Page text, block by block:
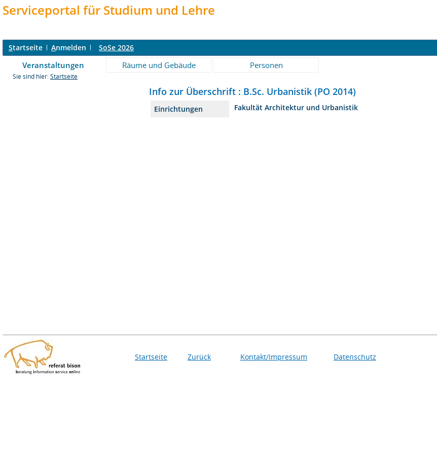
Serviceportal für Studium und Lehre
Startseite Anmelden SoSe 2026
Veranstaltungen Räume und Gebäude Personen
Sie sind hier: Startseite
Info zur Überschrift : B.Sc. Urbanistik (PO 2014)
Einrichtungen Fakultät Architektur und Urbanistik
Startseite Zurück Kontakt/Impressum Datenschutz